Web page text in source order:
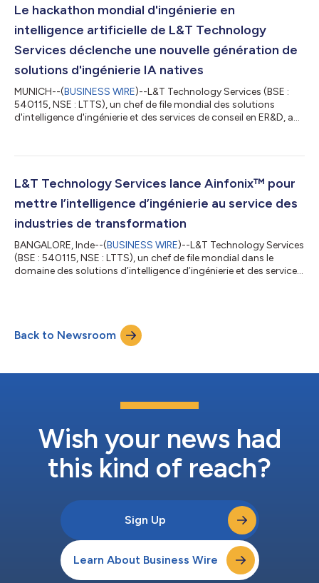
basées sur l’IA de LTTS. Cette collaboration aidera les
Le hackathon mondial d'ingénierie en
intelligence artificielle de L&T Technology
Services déclenche une nouvelle génération de
solutions d'ingénierie IA natives
MUNICH--(BUSINESS WIRE)--L&T Technology Services (BSE :
540115, NSE : LTTS), un chef de file mondial des solutions
d'intelligence d'ingénierie et des services de conseil en ER&D, a
simultanément sur neuf sites répartis entre l'Inde, les États-Unis
(plus de 770 équipes) provenant de Bengaluru, Mysuru,
L&T Technology Services lance Ainfonix™ pour
mettre l’intelligence d’ingénierie au service des
industries de transformation
BANGALORE, Inde--(BUSINESS WIRE)--L&T Technology Services
(BSE : 540115, NSE : LTTS), un chef de file mondial dans le
domaine des solutions d’intelligence d’ingénierie et des services
industries de transformation. Dévoilée lors d’EI Live, l’événement
phare de LTTS qui rassemble des analystes, des leaders du sec...
Back to Newsroom
Wish your news had
this kind of reach?
Sign Up
Learn About Business Wire